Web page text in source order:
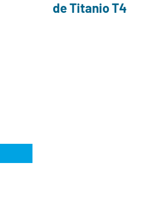
de Titanio T4